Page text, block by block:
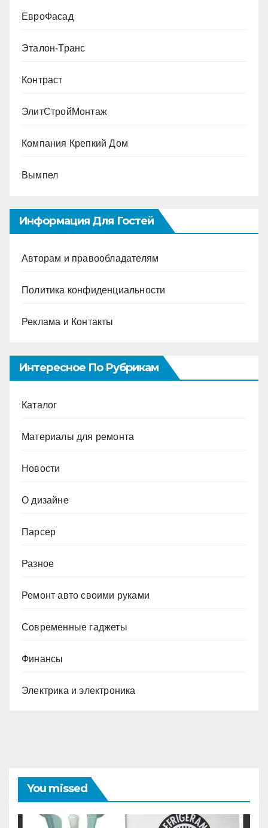
ЕвроФасад
Эталон-Транс
Контраст
ЭлитСтройМонтаж
Компания Крепкий Дом
Вымпел
Информация Для Гостей
Авторам и правообладателям
Политика конфиденциальности
Реклама и Контакты
Интересное По Рубрикам
Каталог
Материалы для ремонта
Новости
О дизайне
Парсер
Разное
Ремонт авто своими руками
Современные гаджеты
Финансы
Электрика и электроника
You missed